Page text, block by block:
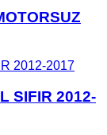
SIFIR 2012-